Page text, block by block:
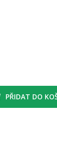
PŘIDAT DO